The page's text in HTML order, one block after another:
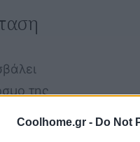
Coolhome.gr - Do Not
της